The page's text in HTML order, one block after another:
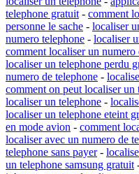
telephone gratuit - comment
personne le sache - localiser
numero telephone - localiser
comment localiser un numero
localiser un telephone perdu
numero de telephone -
comment on peut localiser un
localiser un telephone -
localiser un telephone eteint
en mode avion - comment
localiser avec un numero de
telephone sans payer-
un telephone samsung gratuit